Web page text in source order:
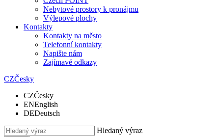
Nebytové prostory k pronájmu
Výlepové plochy
Kontakty
Kontakty na město
Telefonní kontakty
Napište nám
Zajímavé odkazy
CZČesky
CZČesky
ENEnglish
DEDeutsch
Hledaný výraz